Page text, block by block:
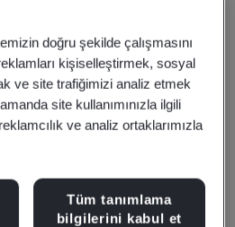
Lithium
Co., Ltd.
and manufacture of
batteries / 锂电池正极材
doğru şekilde çalışmasını
kişiselleştirmek, sosyal
ve site trafiğimizi analiz etmek
site kullanımınızla ilgili
ve analiz ortaklarımızla
Tüm tanımlama
bilgilerini kabul et